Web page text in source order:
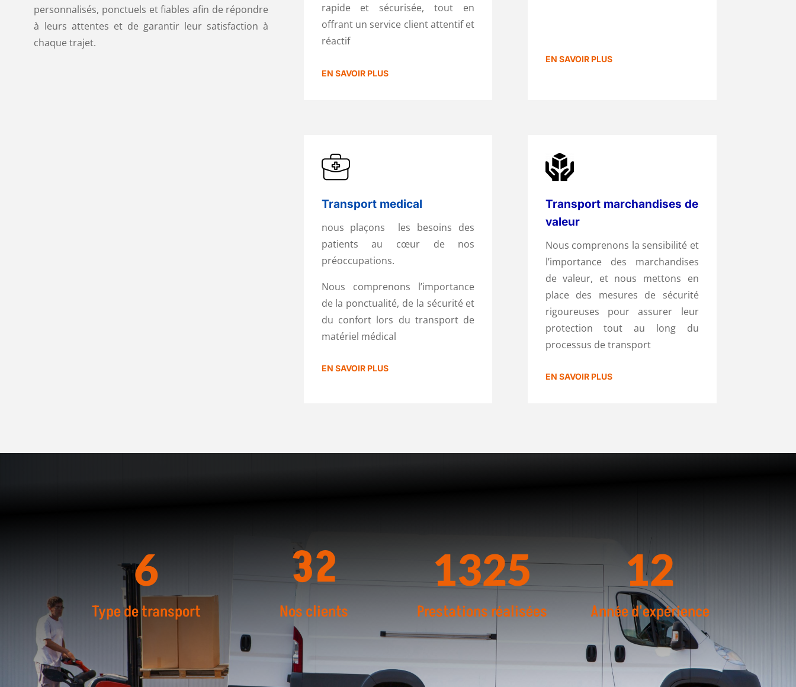
personnalisés, ponctuels et fiables afin de répondre
à leurs attentes et de garantir leur satisfaction à
chaque trajet.
rapide et sécurisée, tout en
offrant un service client attentif et
réactif
EN SAVOIR PLUS
EN SAVOIR PLUS
Transport medical
nous plaçons les besoins des
patients au cœur de nos
préoccupations.
Nous comprenons l’importance
de la ponctualité, de la sécurité et
du confort lors du transport de
matériel médical
EN SAVOIR PLUS
Transport marchandises de
valeur
Nous comprenons la sensibilité et
l’importance des marchandises
de valeur, et nous mettons en
place des mesures de sécurité
rigoureuses pour assurer leur
protection tout au long du
processus de transport
EN SAVOIR PLUS
6
Type de transport
32
Nos clients
1325
Prestations réalisées
12
Année d'expérience